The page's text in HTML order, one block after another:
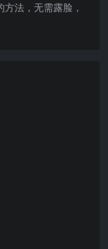
法，无需露脸，